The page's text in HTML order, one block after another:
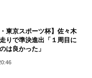
・東京スポーツ杯】佐々木
りで準決進出「１周目に
は良かった」